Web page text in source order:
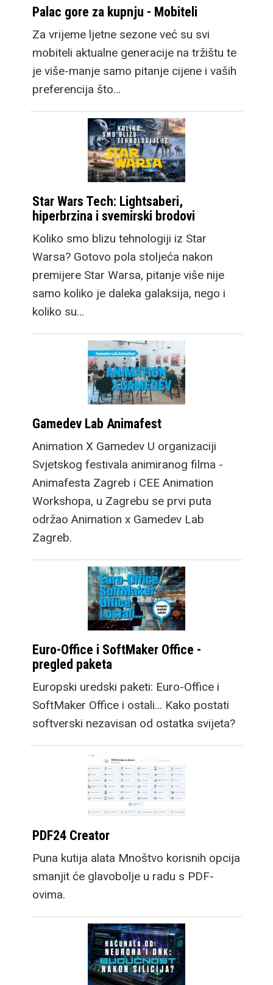
Palac gore za kupnju - Mobiteli
Za vrijeme ljetne sezone već su svi
mobiteli aktualne generacije na tržištu te
je više-manje samo pitanje cijene i vaših
preferencija što…
Star Wars Tech: Lightsaberi,
hiperbrzina i svemirski brodovi
Koliko smo blizu tehnologiji iz Star
Warsa? Gotovo pola stoljeća nakon
premijere Star Warsa, pitanje više nije
samo koliko je daleka galaksija, nego i
koliko su…
Gamedev Lab Animafest
Animation X Gamedev U organizaciji
Svjetskog festivala animiranog filma -
Animafesta Zagreb i CEE Animation
Workshopa, u Zagrebu se prvi puta
održao Animation x Gamedev Lab
Zagreb.
Euro-Office i SoftMaker Office -
pregled paketa
Europski uredski paketi: Euro-Office i
SoftMaker Office i ostali... Kako postati
softverski nezavisan od ostatka svijeta?
PDF24 Creator
Puna kutija alata Mnoštvo korisnih opcija
smanjit će glavobolje u radu s PDF-
ovima.